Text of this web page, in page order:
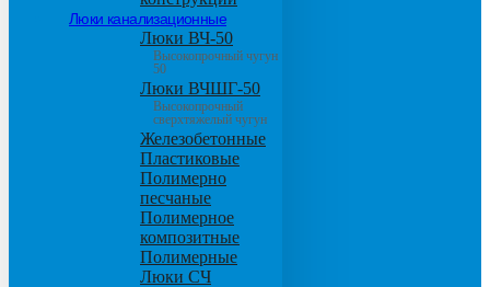
Люки канализационные
Люки ВЧ-50
Высокопрочный чугун
50
Люки ВЧШГ-50
Высокопрочный
сверхтяжелый чугун
Железобетонные
Пластиковые
Полимерно
песчаные
Полимерное
композитные
Полимерные
Люки СЧ